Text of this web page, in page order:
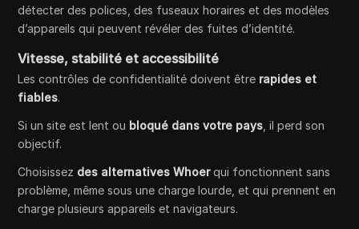
détecter des polices, des fuseaux horaires et des modèles
d’appareils qui peuvent révéler des fuites d’identité.
Vitesse, stabilité et accessibilité
Les contrôles de confidentialité doivent être rapides et
fiables.
Si un site est lent ou bloqué dans votre pays , il perd son
objectif.
Choisissez des alternatives Whoerqui fonctionnent sans
problème, même sous une charge lourde, et qui prennent en
charge plusieurs appareils et navigateurs.